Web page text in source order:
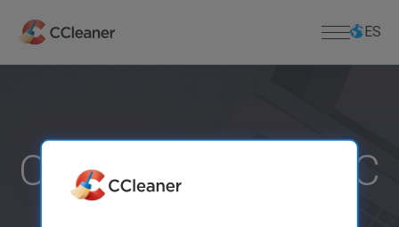
contenido
principal
SOFTWARE PARA PC
CCleaner
Kamo
Para Empresas
Descargar
ES
Cómo limpiar la PC